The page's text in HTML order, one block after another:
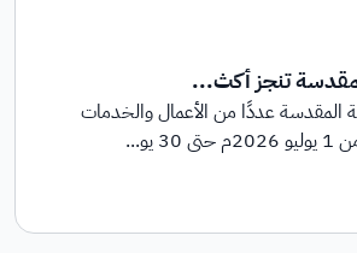
تنجز أكث...
المقدسة عددًا من الأعمال والخدمات
يو...